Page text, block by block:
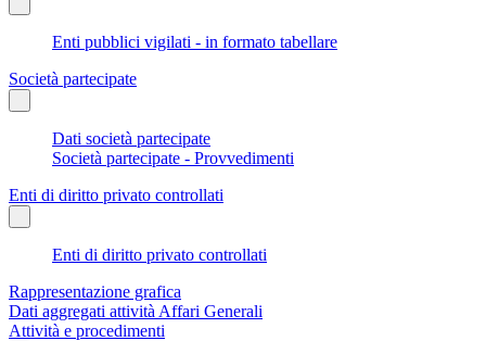
Enti pubblici vigilati - in formato tabellare
Società partecipate
Dati società partecipate
Società partecipate - Provvedimenti
Enti di diritto privato controllati
Enti di diritto privato controllati
Rappresentazione grafica
Dati aggregati attività Affari Generali
Attività e procedimenti